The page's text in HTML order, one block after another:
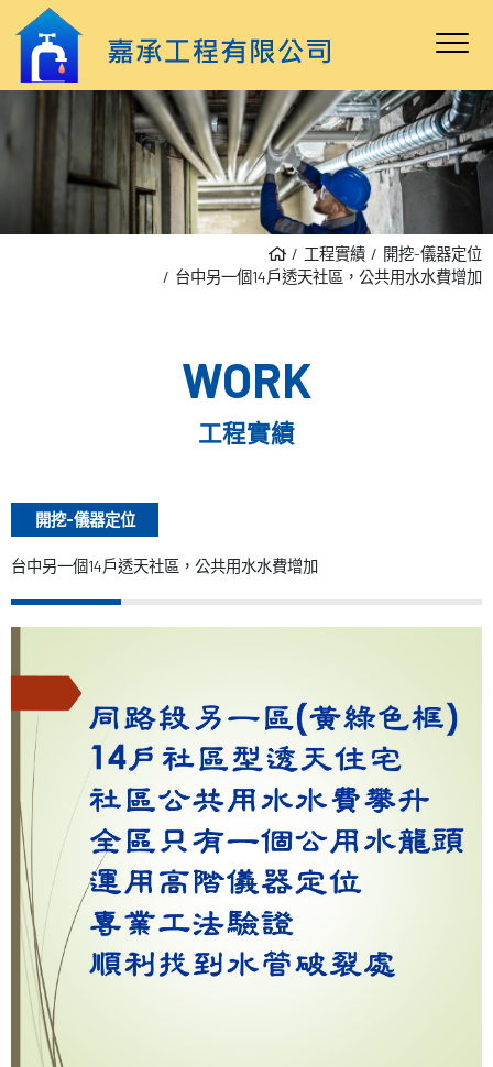
工程實績
開挖-儀器定位
台中另一個14戶透天社區，公共用水水費增加
WORK
工程實績
開挖-儀器定位
台中另一個14戶透天社區，公共用水水費增加